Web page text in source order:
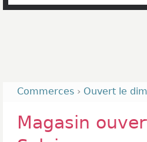
Commerces › Ouvert le
Magasin